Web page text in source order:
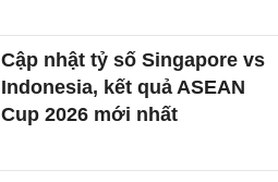
Cập nhật tỷ số Singapore vs
Indonesia, kết quả ASEAN
Cup 2026 mới nhất